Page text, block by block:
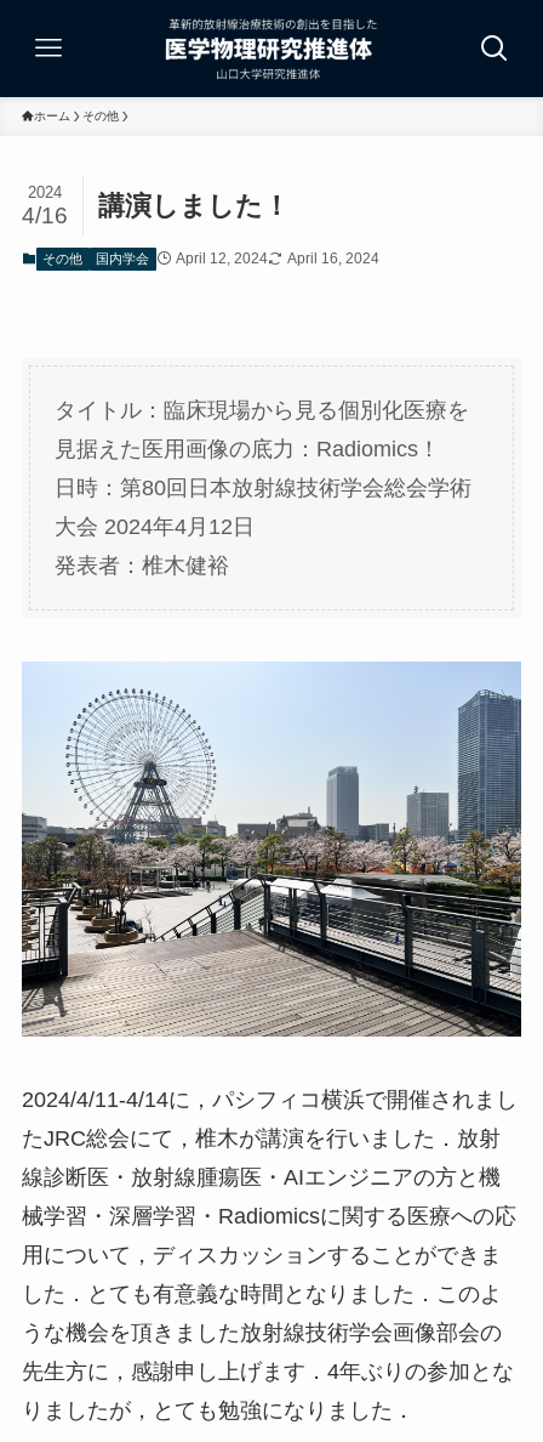
ホーム その他
講演しました！
2024
4/16
その他 国内学会 April 12, 2024 April 16, 2024
タイトル：臨床現場から見る個別化医療を
見据えた医用画像の底力：Radiomics！
日時：第80回日本放射線技術学会総会学術
大会 2024年4月12日
発表者：椎木健裕
2024/4/11-4/14に，パシフィコ横浜で開催されまし
たJRC総会にて，椎木が講演を行いました．放射
線診断医・放射線腫瘍医・AIエンジニアの方と機
械学習・深層学習・Radiomicsに関する医療への応
用について，ディスカッションすることができま
した．とても有意義な時間となりました．このよ
うな機会を頂きました放射線技術学会画像部会の
先生方に，感謝申し上げます．4年ぶりの参加とな
りましたが，とても勉強になりました．